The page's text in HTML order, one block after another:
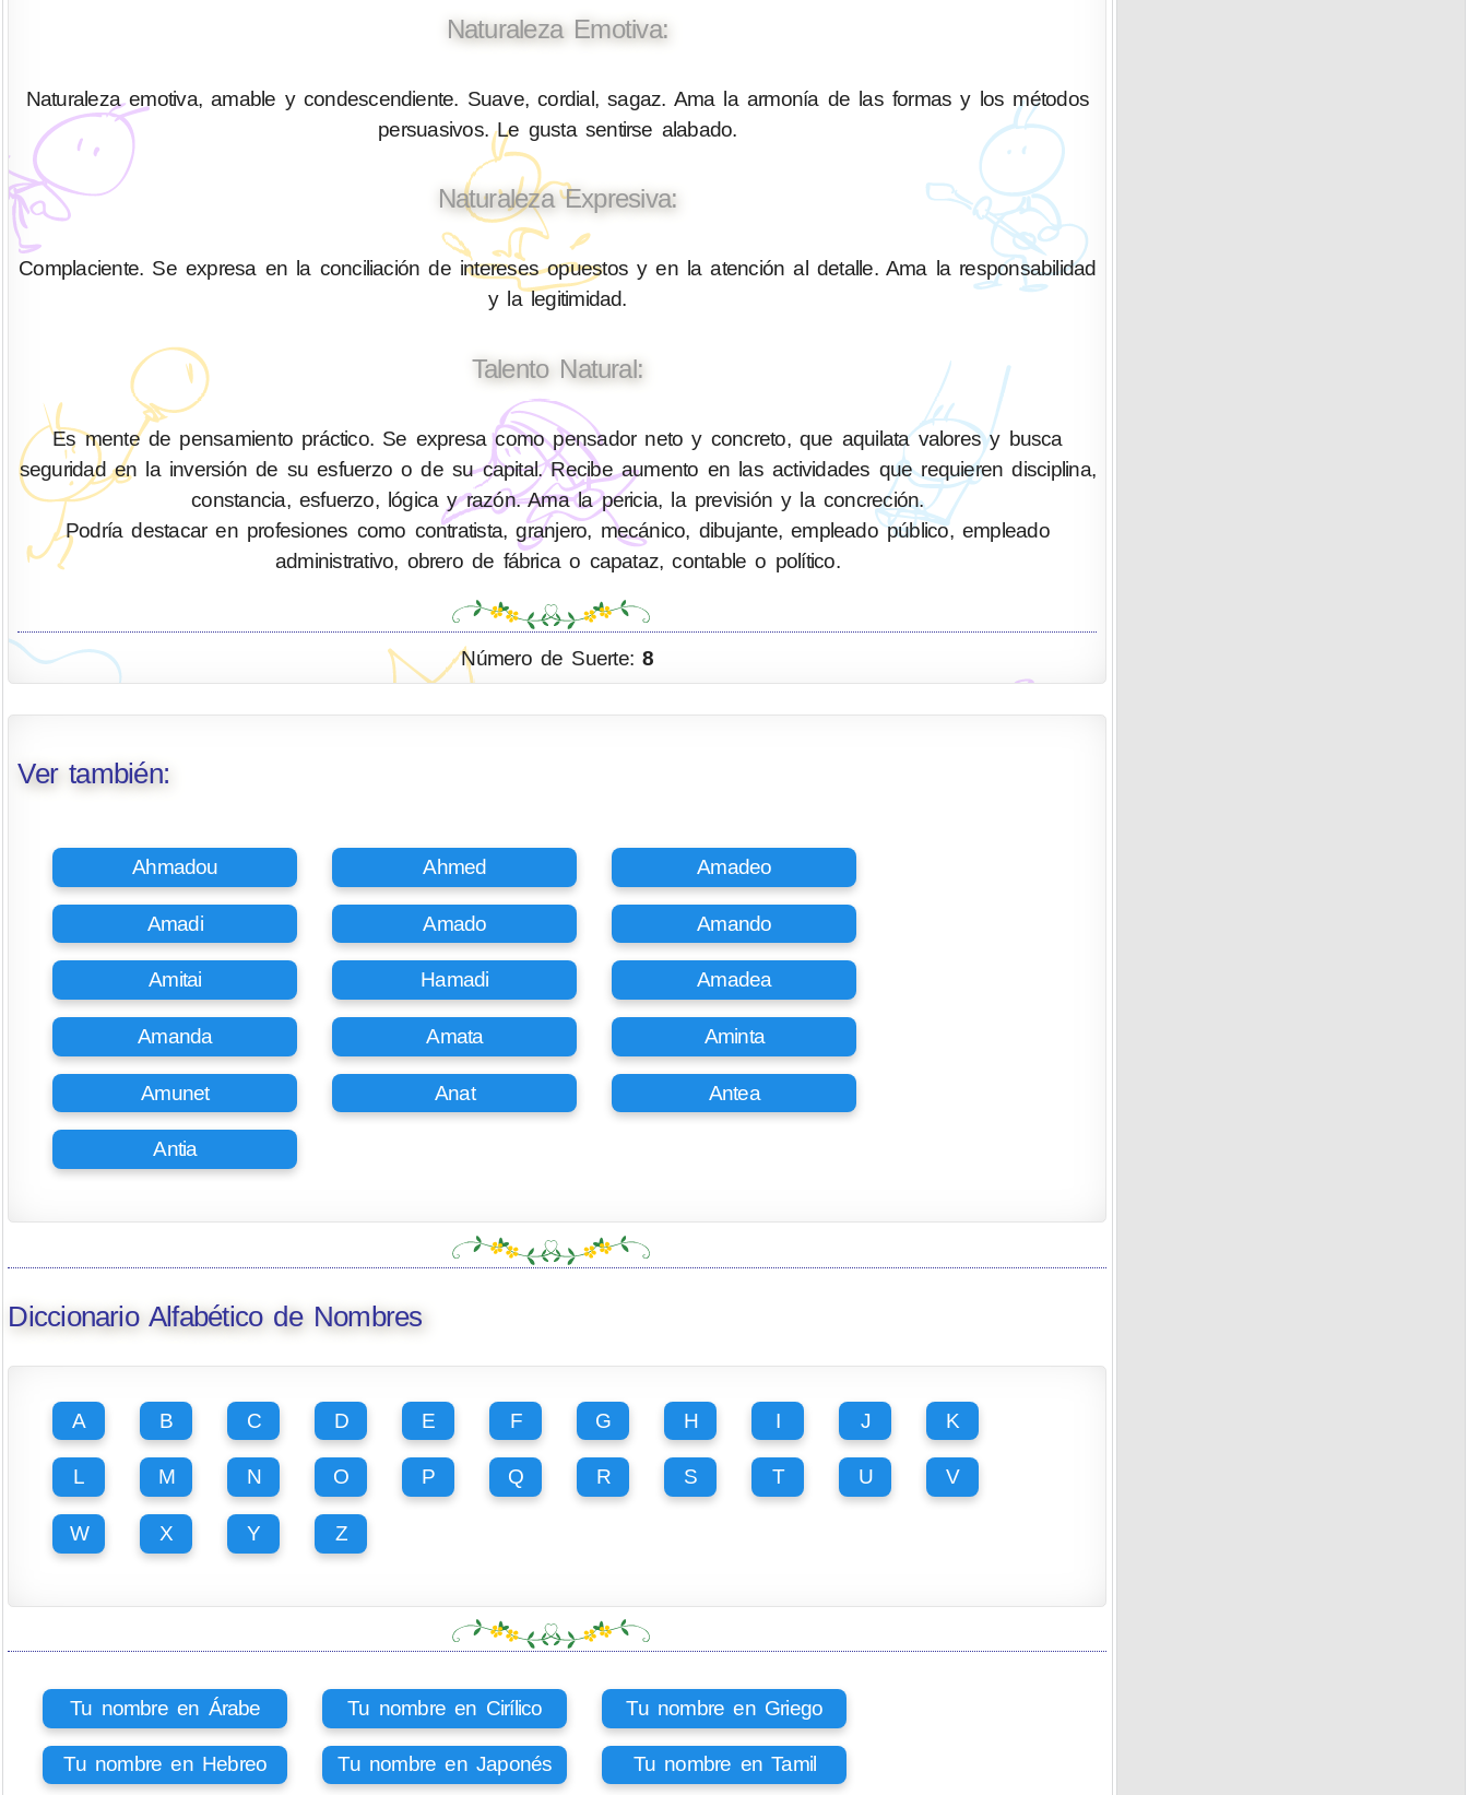
Naturaleza Emotiva:
Naturaleza emotiva, amable y condescendiente. Suave, cordial, sagaz. Ama la armonía de las formas y los métodos
persuasivos. Le gusta sentirse alabado.
Naturaleza Expresiva:
Complaciente. Se expresa en la conciliación de intereses opuestos y en la atención al detalle. Ama la responsabilidad
y la legitimidad.
Talento Natural:
Es mente de pensamiento práctico. Se expresa como pensador neto y concreto, que aquilata valores y busca
seguridad en la inversión de su esfuerzo o de su capital. Recibe aumento en las actividades que requieren disciplina,
constancia, esfuerzo, lógica y razón. Ama la pericia, la previsión y la concreción.
Podría destacar en profesiones como contratista, granjero, mecánico, dibujante, empleado público, empleado
administrativo, obrero de fábrica o capataz, contable o político.
Número de Suerte:8
Ver también:
Ahmadou Ahmed Amadeo
Amadi Amado Amando
Amitai Hamadi Amadea
Amanda Amata Aminta
Amunet Anat Antea
Antia
Diccionario Alfabético de Nombres
A B C D E F G H I J K
L M N O P Q R S T U V
W X Y Z
Tu nombre en Árabe Tu nombre en Cirílico Tu nombre en Griego
Tu nombre en Hebreo Tu nombre en Japonés Tu nombre en Tamil